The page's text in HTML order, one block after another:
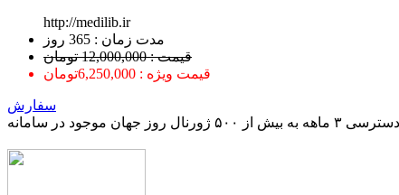
http://medilib.ir
ﻣﺪﺕ ﺯﻣﺎﻥ : 365 ﺭﻭﺯ
قیمت : 12,000,000 تومان
قیمت ویژه : 6,250,000تومان
سفارش
دسترسی ۳ ماهه به بیش از ۵۰۰ ژورنال روز جهان موجود در سامانه